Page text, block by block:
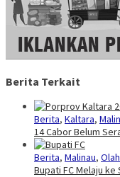
Berita Terkait
Berita, Kaltara,
14 Cabor Belum
Berita, Malinau,
Bupati FC Melaju ke